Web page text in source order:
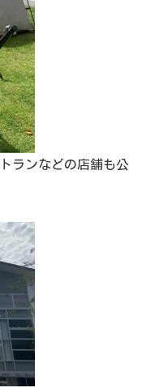
ランなどの店舗も公